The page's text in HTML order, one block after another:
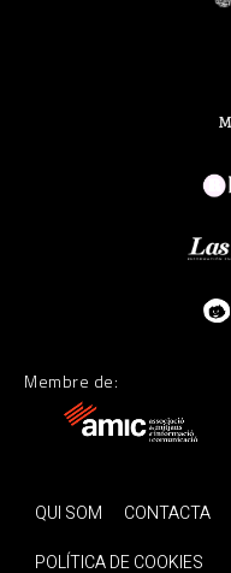
Membre de:
QUI SOM CONTACTA
POLÍTICA DE COOKIES